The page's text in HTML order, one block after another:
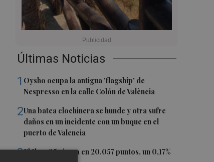
Últimas Noticias
1 Oysho ocupa la antigua 'flagship' de
Nespresso en la calle Colón de València
2Una batea clochinera se hunde y otra sufre
daños en un incidente con un buque en el
puerto de Valencia
3El Ibex 35 cierra en 20.057 puntos, un 0,17%